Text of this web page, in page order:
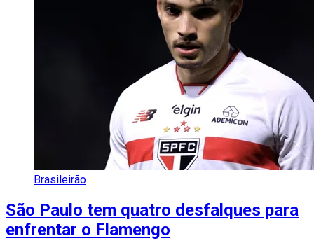
Brasileirão
São Paulo tem quatro desfalques para
enfrentar o Flamengo